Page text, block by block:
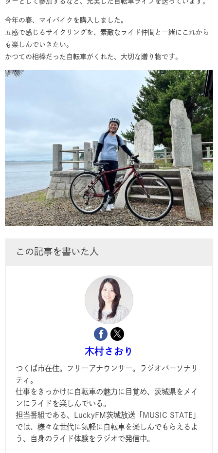
今年の春、マイバイクを購入しました。
五感で感じるサイクリングを、素敵なライド仲間と一緒にこれから
も楽しんでいきたい。
かつての相棒だった自転車がくれた、大切な贈り物です。
この記事を書いた人
木村さおり
つくば市在住。フリーアナウンサー。ラジオパーソナリ
ティ。
仕事をきっかけに自転車の魅力に目覚め、茨城県をメイ
ンにライドを楽しんでいる。
担当番組である、LuckyFM茨城放送「MUSIC STATE」
では、様々な世代に気軽に自転車を楽しんでもらえるよ
う、自身のライド体験をラジオで発信中。